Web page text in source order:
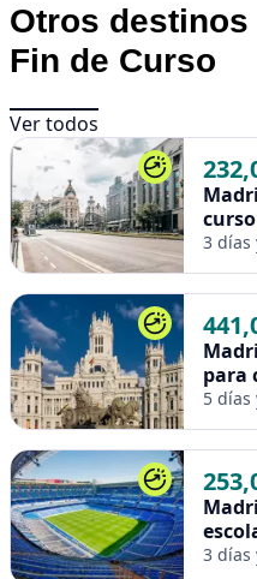
Qué Incluye
incluido.
Actividades: Tour guiado
Encarnación, Alcazaba y
Picasso y Museo Carmen
Seguro básico y asistencia
No Incluye
Transporte
suplemento).
Comidas y cenas no
Actividades opcionales
Beneficios para el Centro
Itinerario completo con
Flexibilidad para añadir
transporte.
Otros destinos
Fin de Curso
Ver todos
3 días
para
5 días
3 días